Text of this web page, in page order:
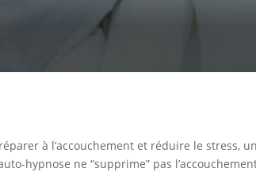
à l’accouchement et réduire le stress, un
hypnose ne “supprime” pas